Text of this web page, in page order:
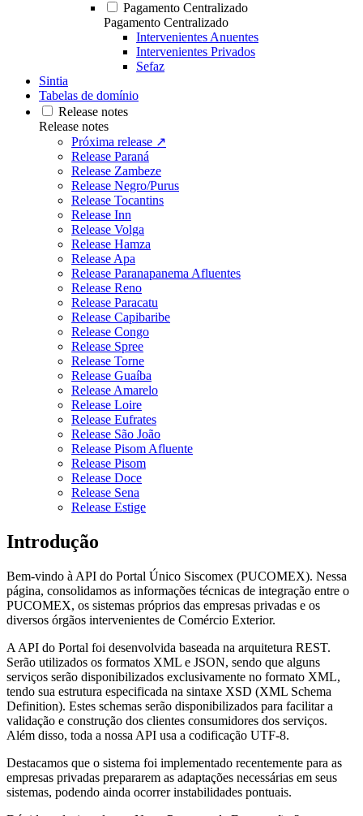
Pagamento Centralizado
Pagamento Centralizado
Intervenientes Anuentes
Intervenientes Privados
Sefaz
Sintia
Tabelas de domínio
Release notes
Release notes
Próxima release ↗
Release Paraná
Release Zambeze
Release Negro/Purus
Release Tocantins
Release Inn
Release Volga
Release Hamza
Release Apa
Release Paranapanema Afluentes
Release Reno
Release Paracatu
Release Capibaribe
Release Congo
Release Spree
Release Torne
Release Guaíba
Release Amarelo
Release Loire
Release Eufrates
Release São João
Release Pisom Afluente
Release Pisom
Release Doce
Release Sena
Release Estige
Introdução
Bem-vindo à API do Portal Único Siscomex (PUCOMEX). Nessa
página, consolidamos as informações técnicas de integração entre o
PUCOMEX, os sistemas próprios das empresas privadas e os
diversos órgãos intervenientes de Comércio Exterior.
A API do Portal foi desenvolvida baseada na arquitetura REST.
Serão utilizados os formatos XML e JSON, sendo que alguns
serviços serão disponibilizados exclusivamente no formato XML,
tendo sua estrutura especificada na sintaxe XSD (XML Schema
Definition). Estes schemas serão disponibilizados para facilitar a
validação e construção dos clientes consumidores dos serviços.
Além disso, toda a nossa API usa a codificação UTF-8.
Destacamos que o sistema foi implementado recentemente para as
empresas privadas prepararem as adaptações necessárias em seus
sistemas, podendo ainda ocorrer instabilidades pontuais.